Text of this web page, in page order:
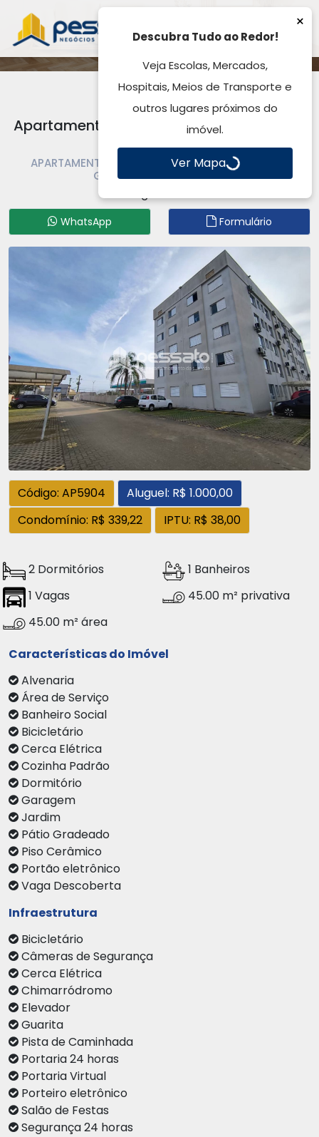
Apartamento para Locação, São Vicente
- Gravataí, RS
APARTAMENTO PARA LOCAÇÃO | APARTAMENTO |
GRAVATAÍ | SÃO VICENTE
WhatsApp Formulário
Código: AP5904
Aluguel: R$ 1.000,00
Condomínio: R$ 339,22
IPTU: R$ 38,00
2 Dormitórios
1 Banheiros
1 Vagas
45.00 m² privativa
45.00 m² área
Características do Imóvel
Alvenaria
Área de Serviço
Banheiro Social
Bicicletário
Cerca Elétrica
Cozinha Padrão
Dormitório
Garagem
Jardim
Pátio Gradeado
Piso Cerâmico
Portão eletrônico
Vaga Descoberta
Infraestrutura
Bicicletário
Câmeras de Segurança
Cerca Elétrica
Chimarródromo
Elevador
Guarita
Pista de Caminhada
Portaria 24 horas
Portaria Virtual
Porteiro eletrônico
Salão de Festas
Segurança 24 horas
×
Descubra Tudo ao Redor!
Veja Escolas, Mercados,
Hospitais, Meios de Transporte e
outros lugares próximos do
imóvel.
Ver Mapa